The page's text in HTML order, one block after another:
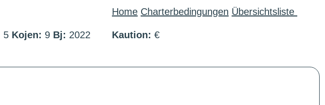
Home Charterbedingungen Übersichtsliste
5 Kojen: 9 Bj: 2022 Kaution: €